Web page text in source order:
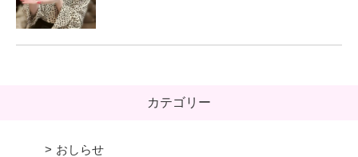
カテゴリー
おしらせ